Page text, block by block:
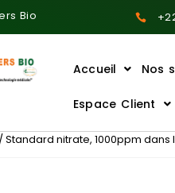
Bio
Accueil Nos
Espace Client
/ Standard nitrate, 1000ppm dans